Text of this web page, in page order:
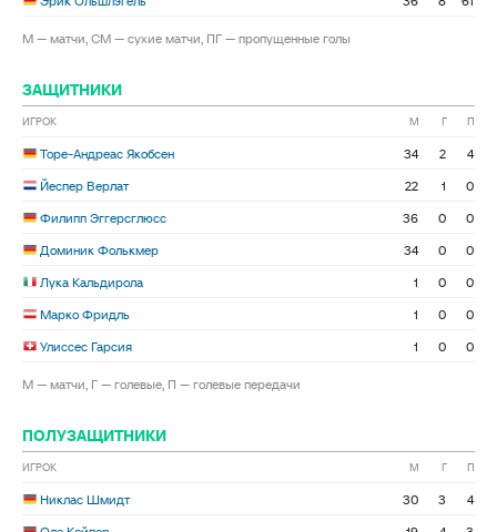
М — матчи, СМ — сухие матчи, ПГ — пропущенные голы
ЗАЩИТНИКИ
ИГРОК М Г П
Торе-Андреас Якобсен 34 2
4
Йеспер Верлат
22 1
0
Филипп Эггерсглюсс
36 0
0
Доминик Фолькмер
34 0
0
Лука Кальдирола
1 0
0
Марко Фридль
1 0
0
Улиссес Гарсия
1 0 0
М — матчи, Г — голевые, П — голевые передачи
ПОЛУЗАЩИТНИКИ
ИГРОК М Г П
Никлас Шмидт 30 3
4